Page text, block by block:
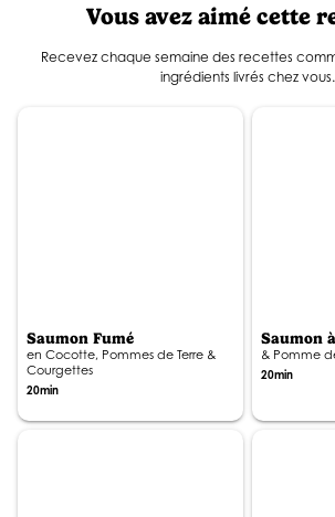
Vous avez aimé cette
Recevez chaque semaine des recettes
ingrédients livrés chez vous.
Saumon Fumé
en Cocotte, Pommes de Terre &
Courgettes
20min
Saumon
& Pomme
20min